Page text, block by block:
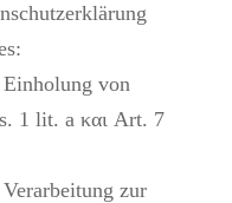
von
1 lit. a και Art. 7
zur